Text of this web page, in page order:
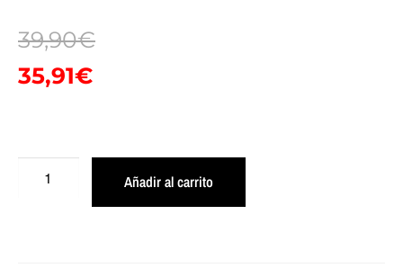
39,90€
35,91€
Añadir al carrito